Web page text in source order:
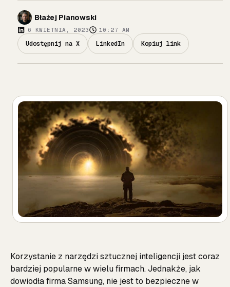
Błażej Pianowski
6 KWIETNIA, 2023 10:27 AM
Udostępnij na X LinkedIn Kopiuj link
Korzystanie z narzędzi sztucznej inteligencji jest coraz
bardziej popularne w wielu firmach. Jednakże, jak
dowiodła firma Samsung, nie jest to bezpieczne w